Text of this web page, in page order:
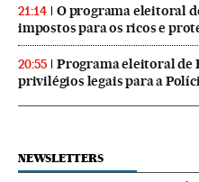
21:14
O programa eleitoral
impostos para os ricos e
20:55
Programa eleitoral de
privilégios legais para a
NEWSLETTERS